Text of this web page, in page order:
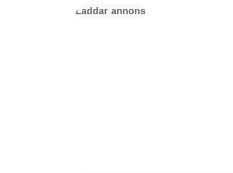
Laddar annons